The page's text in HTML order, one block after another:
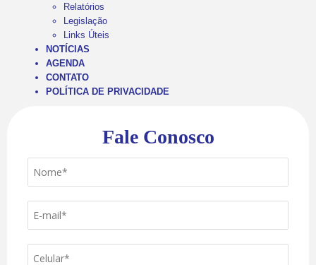
Relatórios
Legislação
Links Úteis
NOTÍCIAS
AGENDA
CONTATO
POLÍTICA DE PRIVACIDADE
Fale Conosco